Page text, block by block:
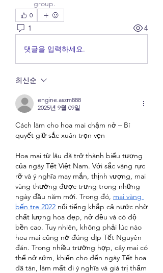
group.
0
1 4
댓글을 입력하세요.
최신순
engine.aszm888
2025년 9월 09일
Cách làm cho hoa mai chậm nở – Bí
quyết giữ sắc xuân trọn vẹn
Hoa mai từ lâu đã trở thành biểu tượng
của ngày Tết Việt Nam. Với sắc vàng rực
rỡ và ý nghĩa may mắn, thịnh vượng, mai
vàng thường được trưng trong những
ngày đầu năm mới. Trong đó, mai vàng
bến tre 2022 nổi tiếng khắp cả nước nhờ
chất lượng hoa đẹp, nở đều và có độ
bền cao. Tuy nhiên, không phải lúc nào
hoa mai cũng nở đúng dịp Tết Nguyên
đán. Trong nhiều trường hợp, cây mai có
thể nở sớm, khiến cho đến ngày Tết hoa
đã tàn, làm mất đi ý nghĩa và giá trị thẩm